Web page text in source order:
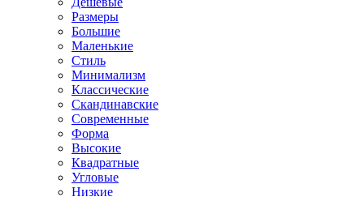
Размеры
Большие
Маленькие
Стиль
Минимализм
Классические
Скандинавские
Современные
Форма
Высокие
Квадратные
Угловые
Низкие